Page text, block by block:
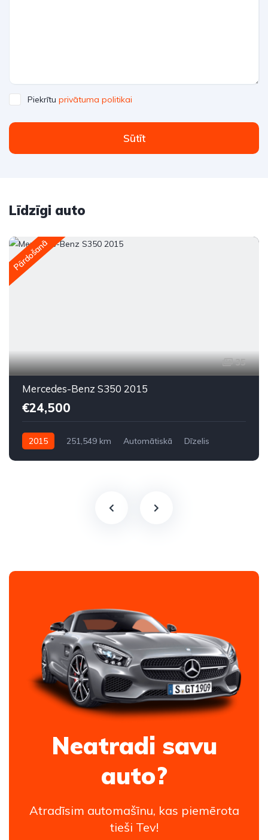
Piekrītu privātuma politikai
Sūtīt
Līdzīgi auto
Pārdošanā
35
Mercedes-Benz S350 2015
€24,500
2015 251,549 km Automātiskā
Dīzelis
Neatradi savu
auto?
Atradīsim automašīnu, kas piemērota
tieši Tev!